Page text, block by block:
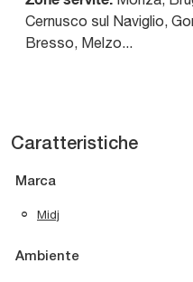
Cernusco sul Naviglio,
Bresso, Melzo...
Caratteristiche
Marca
Midj
Ambiente